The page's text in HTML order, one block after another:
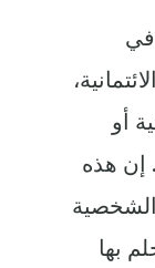
أو
هذه
بها